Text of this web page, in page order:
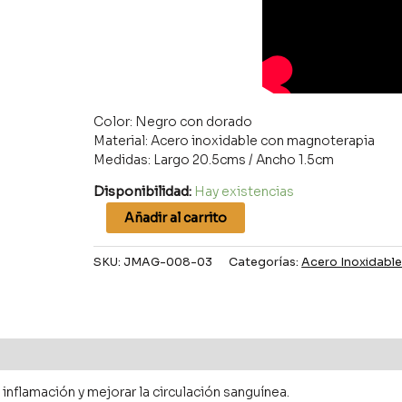
Color: Negro con dorado
Material: Acero inoxidable con magnoterapia
Medidas: Largo 20.5cms / Ancho 1.5cm
Disponibilidad: Hay existencias
Añadir al carrito
SKU:JMAG-008-03 Categorías:Acero Inoxidable
y mejorar la circulación sanguínea.